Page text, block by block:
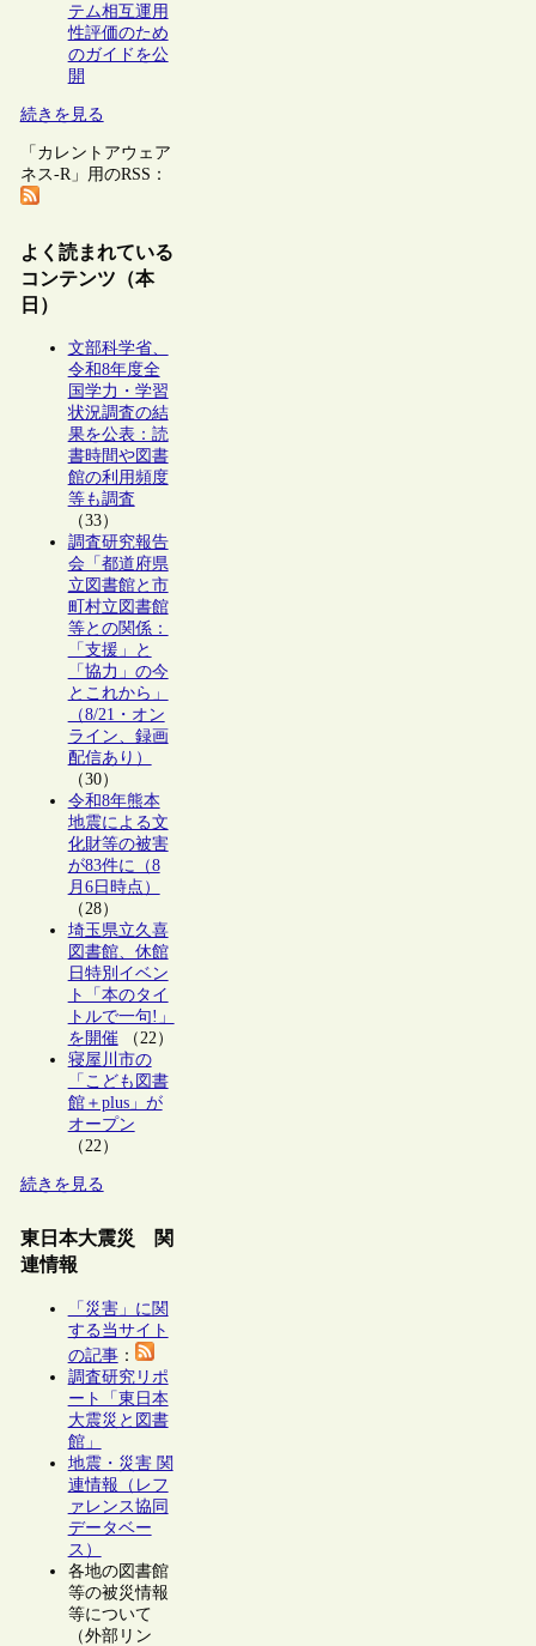
テム相互運用
性評価のため
のガイドを公
開
続きを見る
「カレントアウェア
ネス-R」用のRSS：
よく読まれている
コンテンツ（本
日）
文部科学省、
令和8年度全
国学力・学習
状況調査の結
果を公表：読
書時間や図書
館の利用頻度
等も調査
（33）
調査研究報告
会「都道府県
立図書館と市
町村立図書館
等との関係：
「支援」と
「協力」の今
とこれから」
（8/21・オン
ライン、録画
配信あり）
（30）
令和8年熊本
地震による文
化財等の被害
が83件に（8
月6日時点）
（28）
埼玉県立久喜
図書館、休館
日特別イベン
ト「本のタイ
トルで一句!」
を開催（22）
寝屋川市の
「こども図書
館＋plus」が
オープン
（22）
続きを見る
東日本大震災 関
連情報
「災害」に関
する当サイト
の記事：
調査研究リポ
ート「東日本
大震災と図書
館」
地震・災害 関
連情報（レフ
ァレンス協同
データベー
ス）
各地の図書館
等の被災情報
等について
（外部リン